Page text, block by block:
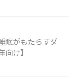
眠がもたらすダ
け】